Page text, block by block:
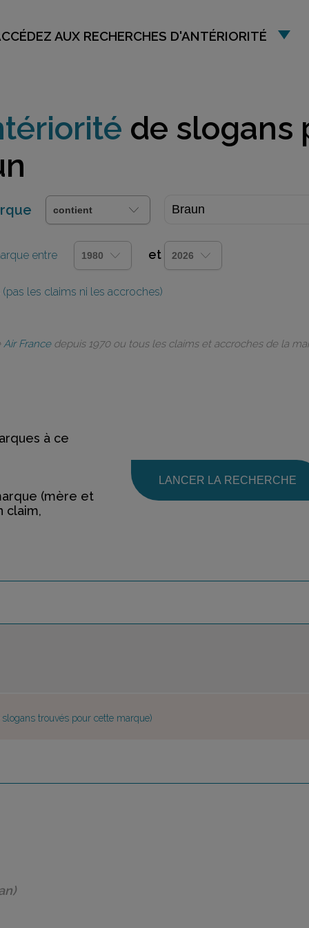
AUX RECHERCHES D'ANTÉRIORITÉ
de slogans
entre et
les claims ni les accroches)
Air Francedepuis 1970 ou tous les claims et accroches de la
à ce
(mère et
claim,
LANCER LA RECHERCHE
trouvés pour cette marque)